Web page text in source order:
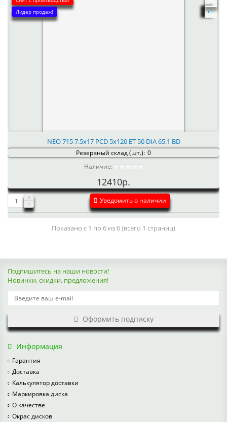
Лидер продаж!
NEO 715 7.5x17 PCD 5x120 ET 50 DIA 65.1 BD
Резервный склад (шт.): 0
Наличие:
12410р.
Уведомить о наличии
Показано с 1 по 6 из 6 (всего 1 страниц)
Подпишитесь на наши новости!
Новинки, скидки, предложения!
Оформить подписку
Информация
Гарантия
Доставка
Калькулятор доставки
Маркировка диска
О качестве
Окрас дисков